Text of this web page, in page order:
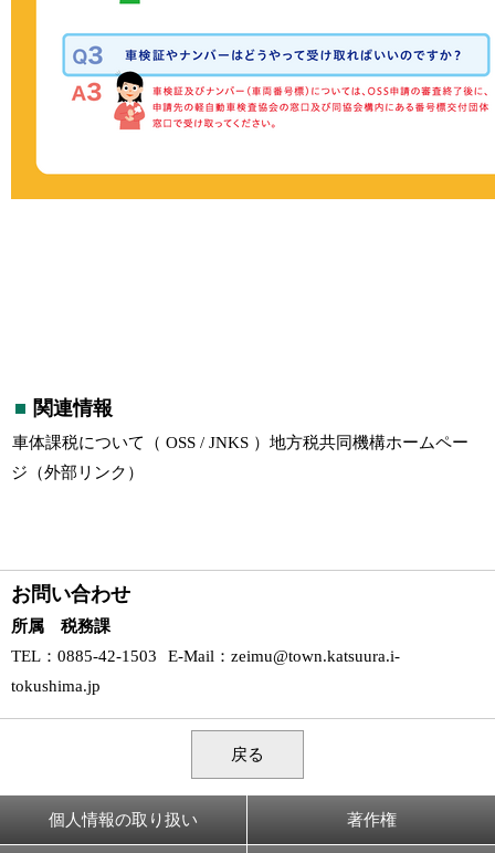
関連情報
車体課税について（ OSS / JNKS ）地方税共同機構ホームペー
ジ（外部リンク）
お問い合わせ
所属 税務課
TEL ：0885-42-1503 E-Mail ： zeimu@town.katsuura.i-
tokushima.jp
戻る
個人情報の取り扱い 著作権